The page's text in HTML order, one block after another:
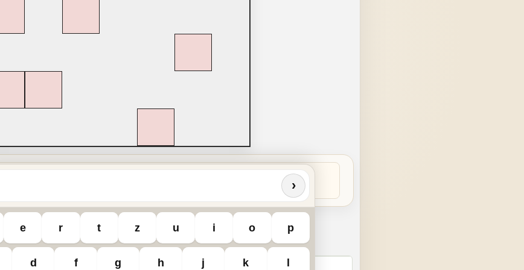
Sudoku Buchstabensalat
›
e r t z u i o p
d f g h j k l